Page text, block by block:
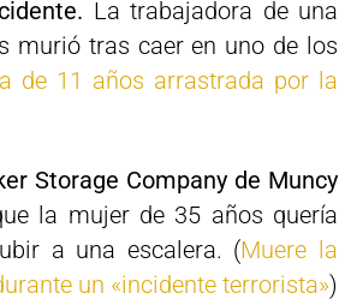
La trabajadora de una
murió tras caer en uno de los
de 11 años arrastrada por la
Storage Company de Muncy
la mujer de 35 años quería
a una escalera. (Muere la
un «incidente terrorista»)